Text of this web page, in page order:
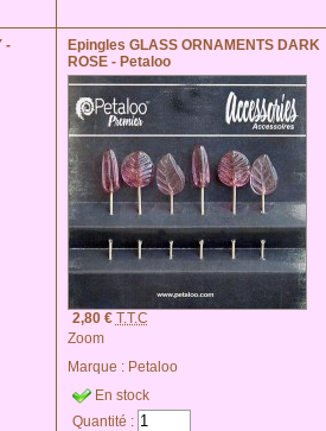
-
Epingles GLASS ORNAMENTS DARK
ROSE - Petaloo
2,80 € T.T.C
Zoom
Marque : Petaloo
En stock
Quantité :